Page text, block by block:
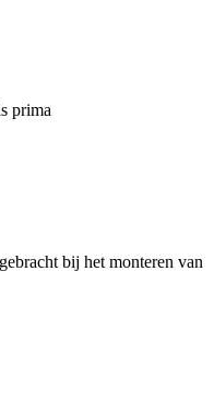
prima
bij het monteren van